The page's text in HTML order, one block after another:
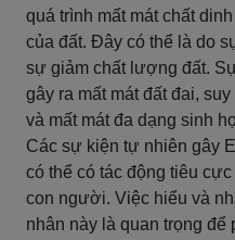
quá trình mất mát chất
của đất. Đây có thể là do
sự giảm chất lượng đất.
gây ra mất mát đất đai,
và mất mát đa dạng sinh
Các sự kiện tự nhiên gây
có thể có tác động tiêu
con người. Việc hiểu và
nhân này là quan trọng để